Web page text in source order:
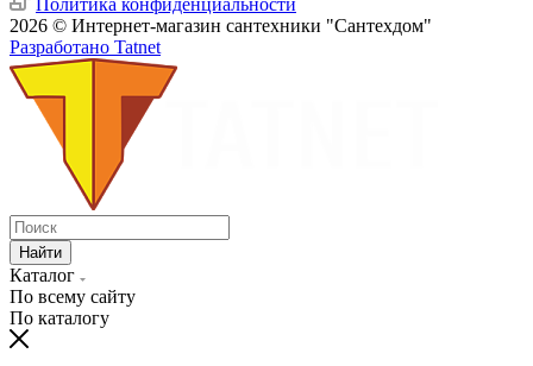
2026 © Интернет-магазин сантехники "Сантехдом"
Разработано Tatnet
Найти
Каталог
По всему сайту
По каталогу